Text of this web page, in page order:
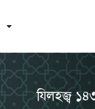
যিলহজ্ব